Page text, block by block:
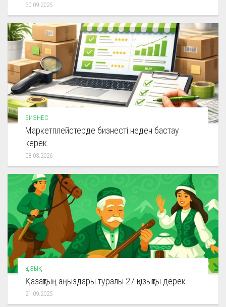
30.09.2025
БИЗНЕС
Маркетплейстерде бизнесті неден бастау
керек
08.03.2026
ҚЫЗЫҚ
Қазақтың аңыздары туралы 27 қызықты дерек
21.09.2025